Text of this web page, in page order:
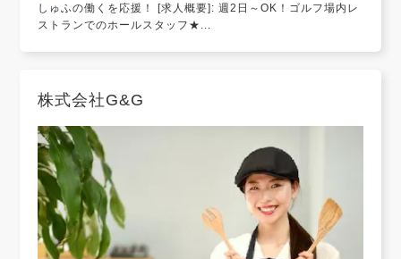
しゅふの働くを応援！ [求人概要]: 週2日～OK！ゴルフ場内レ
ストランでのホールスタッフ★...
株式会社G&G